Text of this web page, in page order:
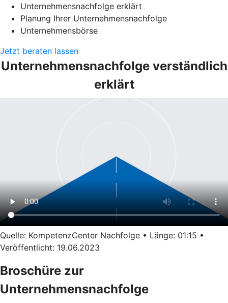
Unternehmensnachfolge erklärt
Planung Ihrer Unternehmensnachfolge
Unternehmensbörse
Jetzt beraten lassen
Unternehmensnachfolge verständlich
erklärt
Quelle: KompetenzCenter Nachfolge • Länge: 01:15 •
Veröffentlicht: 19.06.2023
Broschüre zur
Unternehmensnachfolge